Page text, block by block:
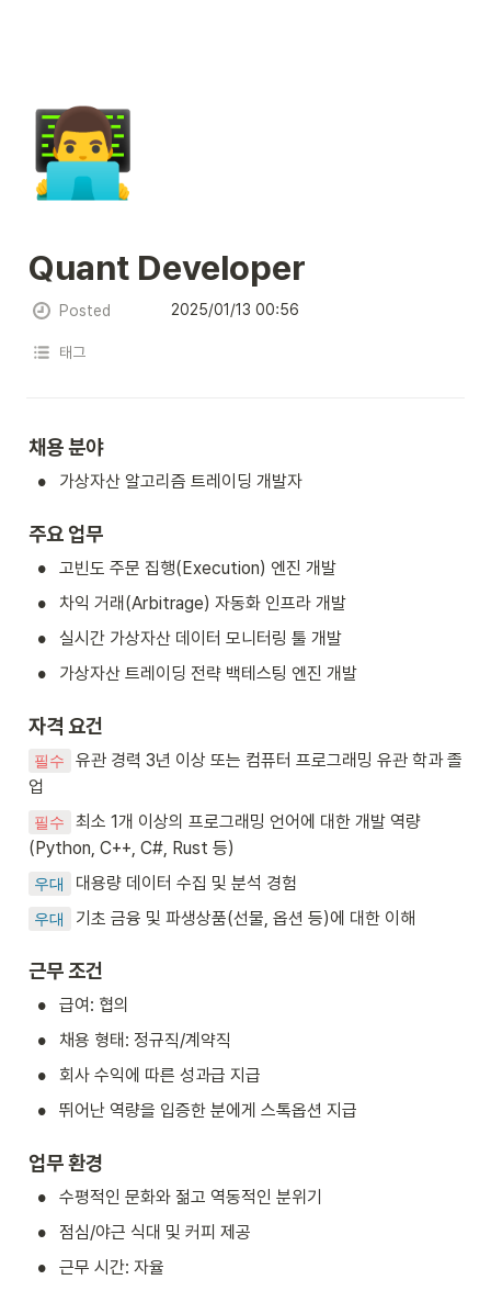
👨‍💻
Quant Developer
Posted 2025/01/13 00:56
태그
채용 분야
• 가상자산 알고리즘 트레이딩 개발자
주요 업무
• 고빈도 주문 집행(Execution) 엔진 개발
• 차익 거래(Arbitrage) 자동화 인프라 개발
• 실시간 가상자산 데이터 모니터링 툴 개발
• 가상자산 트레이딩 전략 백테스팅 엔진 개발
자격 요건
필수
유관 경력 3년 이상 또는 컴퓨터 프로그래밍 유관 학과 졸
업
필수
최소 1개 이상의 프로그래밍 언어에 대한 개발 역량
(Python, C++, C#, Rust 등)
우대 대용량 데이터 수집 및 분석 경험
우대 기초 금융 및 파생상품(선물, 옵션 등)에 대한 이해
근무 조건
• 급여: 협의
• 채용 형태: 정규직/계약직
• 회사 수익에 따른 성과급 지급
• 뛰어난 역량을 입증한 분에게 스톡옵션 지급
업무 환경
• 수평적인 문화와 젊고 역동적인 분위기
• 점심/야근 식대 및 커피 제공
• 근무 시간: 자율